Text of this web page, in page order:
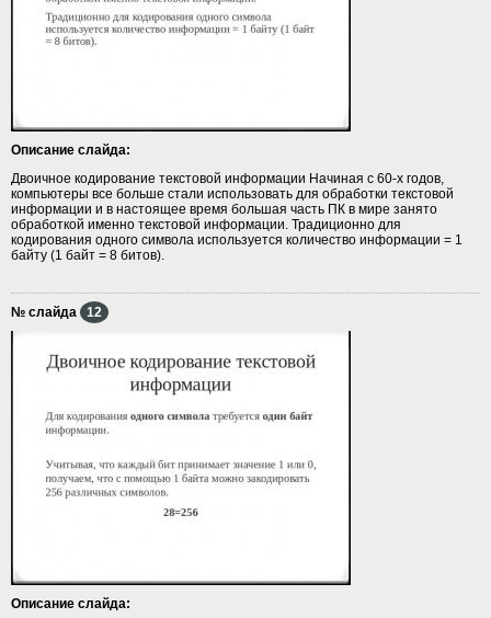
Описание слайда:
Двоичное кодирование текстовой информации Начиная с 60-х годов,
компьютеры все больше стали использовать для обработки текстовой
информации и в настоящее время большая часть ПК в мире занято
обработкой именно текстовой информации. Традиционно для
кодирования одного символа используется количество информации = 1
байту (1 байт = 8 битов).
№ слайда 12
Описание слайда: